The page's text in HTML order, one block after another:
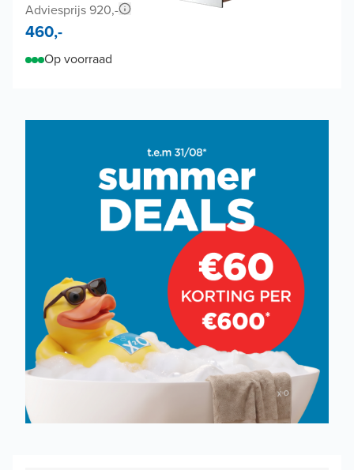
Adviesprijs 920,-
460,-
Op voorraad